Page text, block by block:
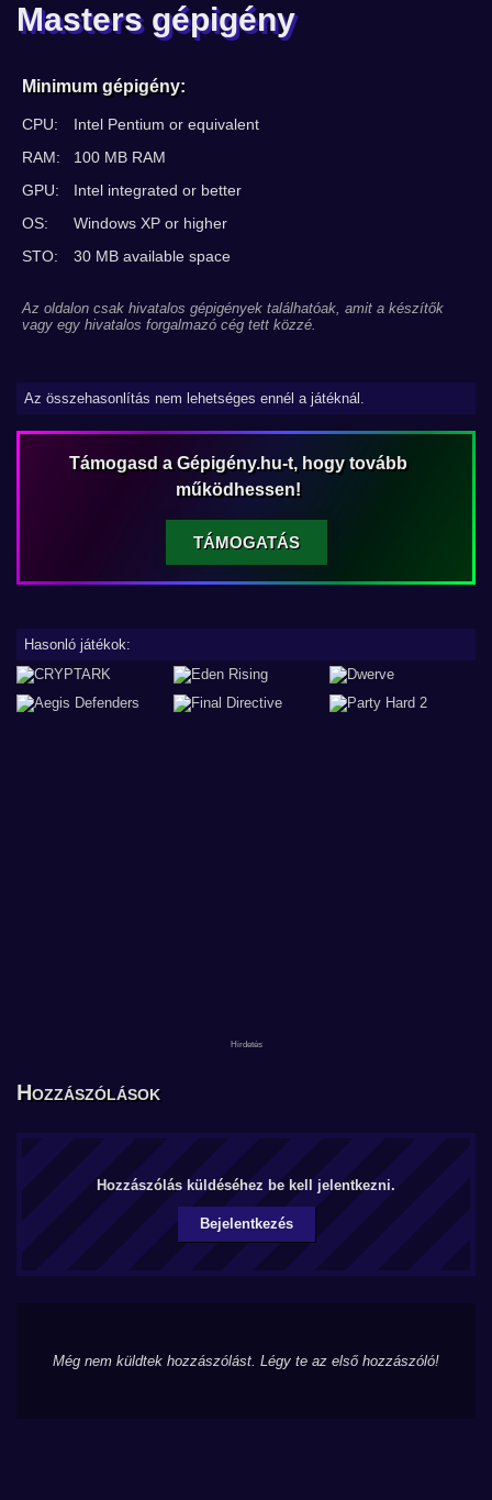
Masters gépigény
Minimum gépigény:
CPU:
Intel Pentium or equivalent
RAM:
100 MB RAM
GPU:
Intel integrated or better
OS:
Windows XP or higher
STO:
30 MB available space
Az oldalon csak hivatalos gépigények találhatóak, amit a készítők
vagy egy hivatalos forgalmazó cég tett közzé.
Az összehasonlítás nem lehetséges ennél a játéknál.
Támogasd a Gépigény.hu-t, hogy tovább
működhessen!
TÁMOGATÁS
Hasonló játékok:
Hozzászólások
Hozzászólás küldéséhez be kell jelentkezni.
Bejelentkezés
Még nem küldtek hozzászólást. Légy te az első hozzászóló!